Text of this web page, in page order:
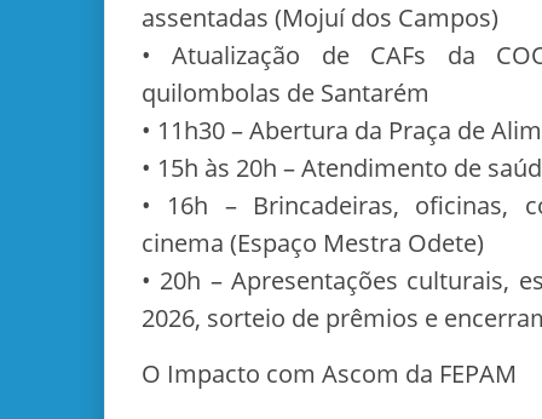
assentadas (Mojuí dos Campos)
• Atualização de CAFs da
quilombolas de Santarém
• 11h30 – Abertura da Praça de
• 15h às 20h – Atendimento de
• 16h – Brincadeiras, oficinas,
cinema (Espaço Mestra Odete)
• 20h – Apresentações culturais,
2026, sorteio de prêmios e
O Impacto com Ascom da FEPAM